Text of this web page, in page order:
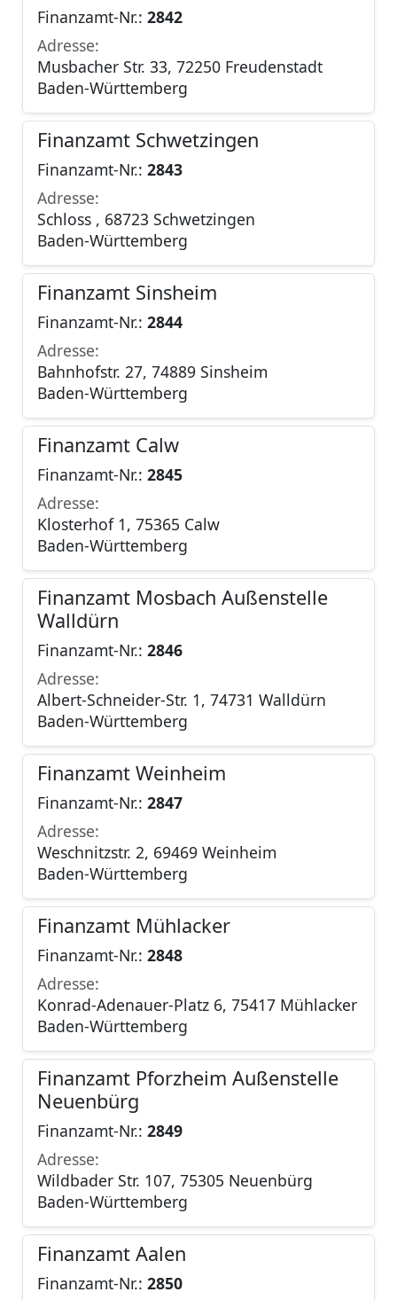
Finanzamt-Nr.: 2842
Adresse:
Musbacher Str. 33, 72250 Freudenstadt
Baden-Württemberg
Finanzamt Schwetzingen
Finanzamt-Nr.: 2843
Adresse:
Schloss , 68723 Schwetzingen
Baden-Württemberg
Finanzamt Sinsheim
Finanzamt-Nr.: 2844
Adresse:
Bahnhofstr. 27, 74889 Sinsheim
Baden-Württemberg
Finanzamt Calw
Finanzamt-Nr.: 2845
Adresse:
Klosterhof 1, 75365 Calw
Baden-Württemberg
Finanzamt Mosbach Außenstelle
Walldürn
Finanzamt-Nr.: 2846
Adresse:
Albert-Schneider-Str. 1, 74731 Walldürn
Baden-Württemberg
Finanzamt Weinheim
Finanzamt-Nr.: 2847
Adresse:
Weschnitzstr. 2, 69469 Weinheim
Baden-Württemberg
Finanzamt Mühlacker
Finanzamt-Nr.: 2848
Adresse:
Konrad-Adenauer-Platz 6, 75417 Mühlacker
Baden-Württemberg
Finanzamt Pforzheim Außenstelle
Neuenbürg
Finanzamt-Nr.: 2849
Adresse:
Wildbader Str. 107, 75305 Neuenbürg
Baden-Württemberg
Finanzamt Aalen
Finanzamt-Nr.: 2850